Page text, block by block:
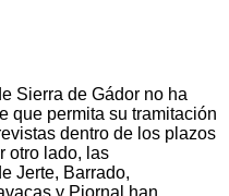
Sierra de Gádor no ha
que permita su tramitación
dentro de los plazos
otro lado, las
Jerte, Barrado,
y Piornal han